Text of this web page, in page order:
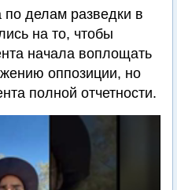
делам разведки в
на то, чтобы
начала воплощать
оппозиции, но
полной отчетности.